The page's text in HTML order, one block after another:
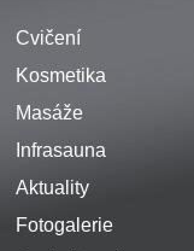
Cvičení
Kosmetika
Masáže
Infrasauna
Aktuality
Fotogalerie